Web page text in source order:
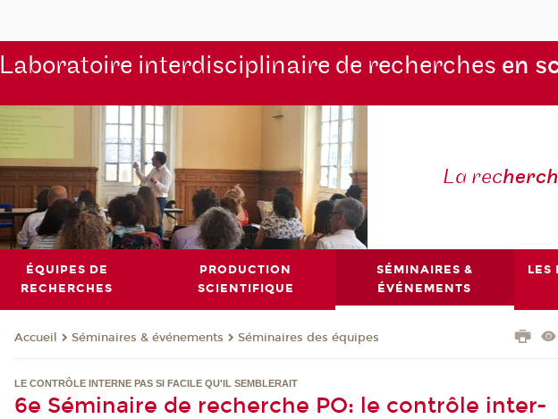
Laboratoire interdisciplinaire de recherches en
La rec
ÉQUIPES DE
RECHERCHES
PRODUCTION
SCIENTIFIQUE
SÉMINAIRES &
ÉVÉNEMENTS
LES
Accueil Séminaires & événements Séminaires des équipes
LE CONTRÔLE INTERNE PAS SI FACILE QU'IL SEMBLERAIT
6e Séminaire de recherche PO: le contrôle inter-